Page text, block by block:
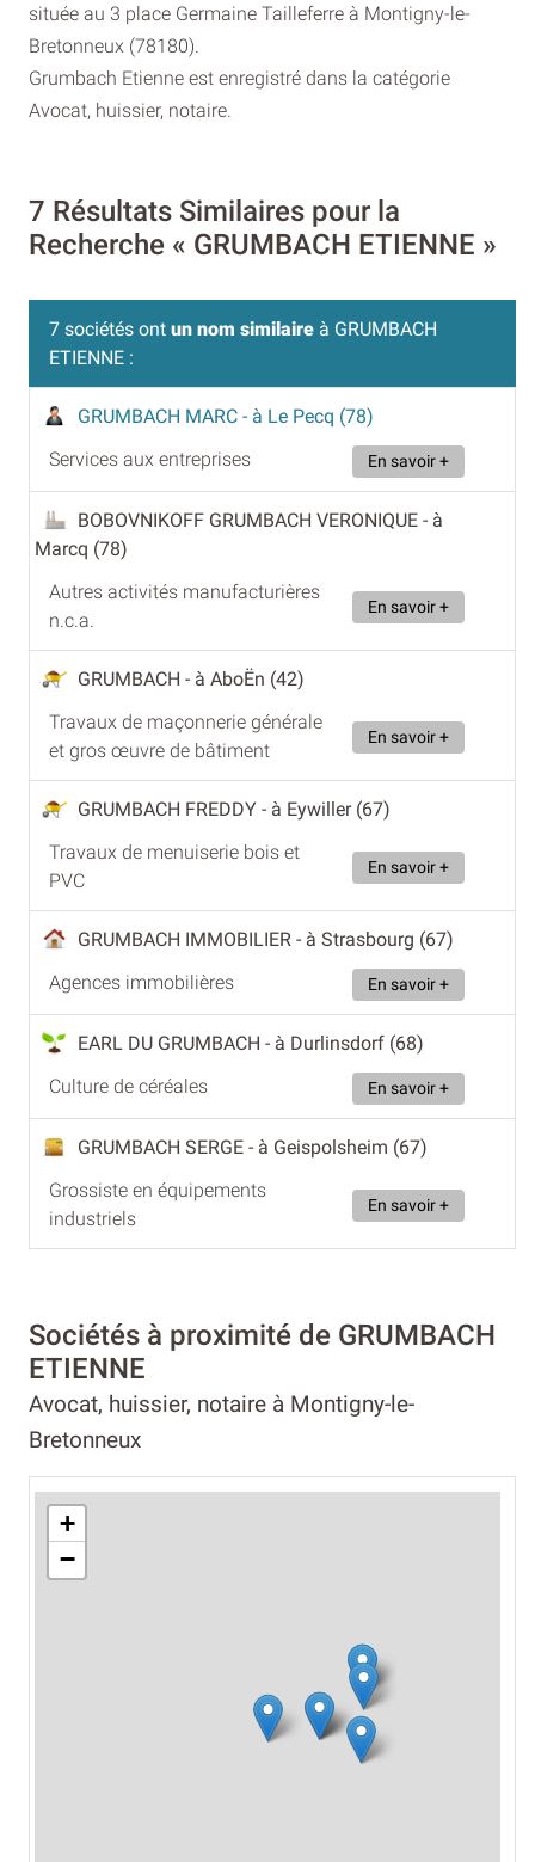
située au 3 place Germaine Tailleferre à Montigny-le-
Bretonneux (78180).
Grumbach Etienne est enregistré dans la catégorie
Avocat, huissier, notaire.
7 Résultats Similaires pour la
Recherche « GRUMBACH ETIENNE »
7 sociétés ont un nom similaire à GRUMBACH
ETIENNE :
GRUMBACH MARC - à Le Pecq (78)
Services aux entreprises
En savoir +
BOBOVNIKOFF GRUMBACH VERONIQUE - à
Marcq (78)
Autres activités manufacturières
n.c.a.
En savoir +
GRUMBACH - à AboËn (42)
Travaux de maçonnerie générale
et gros œuvre de bâtiment
En savoir +
GRUMBACH FREDDY - à Eywiller (67)
Travaux de menuiserie bois et
PVC
En savoir +
GRUMBACH IMMOBILIER - à Strasbourg (67)
Agences immobilières
En savoir +
EARL DU GRUMBACH - à Durlinsdorf (68)
Culture de céréales
En savoir +
GRUMBACH SERGE - à Geispolsheim (67)
Grossiste en équipements
industriels
En savoir +
Sociétés à proximité de GRUMBACH
ETIENNE
Avocat, huissier, notaire à Montigny-le-
Bretonneux
+
−